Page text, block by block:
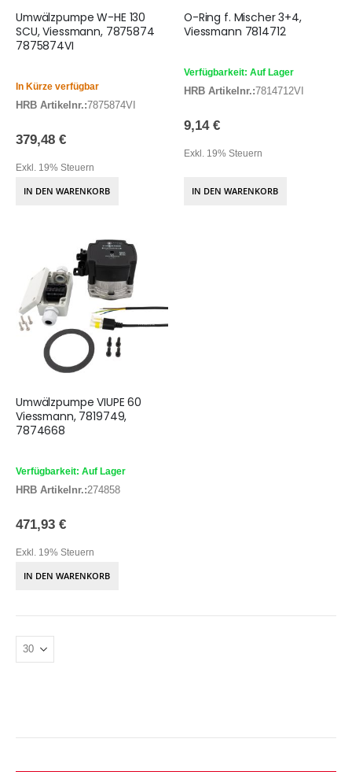
Umwälzpumpe W-HE 130
SCU, Viessmann, 7875874
7875874VI
In Kürze verfügbar
HRB Artikelnr.:7875874VI
379,48 €
Exkl. 19% Steuern
IN DEN WARENKORB
O-Ring f. Mischer 3+4,
Viessmann 7814712
Verfügbarkeit: Auf Lager
HRB Artikelnr.:7814712VI
9,14 €
Exkl. 19% Steuern
IN DEN WARENKORB
Umwälzpumpe VIUPE 60
Viessmann, 7819749,
7874668
Verfügbarkeit: Auf Lager
HRB Artikelnr.:274858
471,93 €
Exkl. 19% Steuern
IN DEN WARENKORB